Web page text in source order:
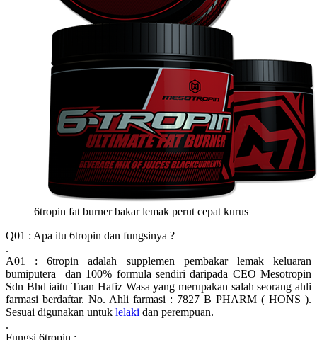
6tropin fat burner bakar lemak perut cepat kurus
Q01 : Apa itu 6tropin dan fungsinya ?
.
A01 : 6tropin adalah supplemen pembakar lemak keluaran
bumiputera dan 100% formula sendiri daripada CEO Mesotropin
Sdn Bhd iaitu Tuan Hafiz Wasa yang merupakan salah seorang ahli
farmasi berdaftar. No. Ahli farmasi : 7827 B PHARM ( HONS ).
Sesuai digunakan untuk lelaki dan perempuan.
.